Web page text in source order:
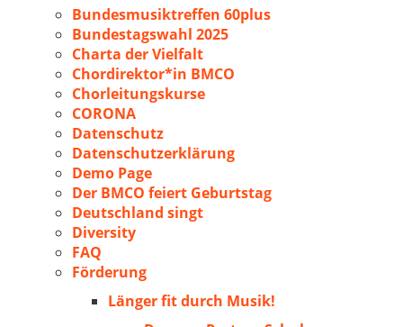
Bundesmusiktreffen 60plus
Bundestagswahl 2025
Charta der Vielfalt
Chordirektor*in BMCO
Chorleitungskurse
CORONA
Datenschutz
Datenschutzerklärung
Demo Page
Der BMCO feiert Geburtstag
Deutschland singt
Diversity
FAQ
Förderung
Länger fit durch Musik!